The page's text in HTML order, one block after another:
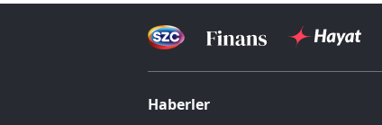
Haberler